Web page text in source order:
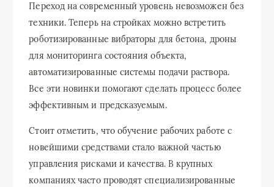
Переход на современный уровень невозможен без
техники. Теперь на стройках можно встретить
роботизированные вибраторы для бетона, дроны
для мониторинга состояния объекта,
автоматизированные системы подачи раствора.
Все эти новинки помогают сделать процесс более
эффективным и предсказуемым.
Стоит отметить, что обучение рабочих работе с
новейшими средствами стало важной частью
управления рисками и качества. В крупных
компаниях часто проводят специализированные